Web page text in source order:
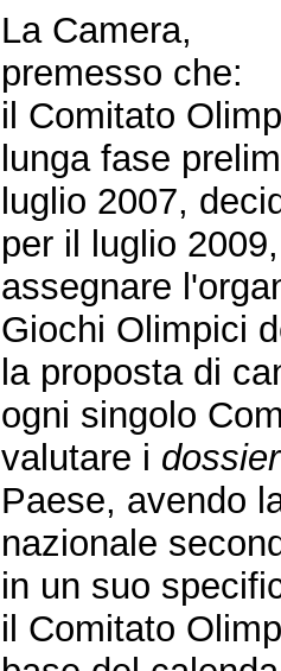
La Camera,
premesso che:
il Comitato
lunga fase
luglio 2007,
per il luglio
assegnare
Giochi Olimpici
la proposta di
ogni singolo
valutare i dossier
Paese, avendo
nazionale
in un suo
il Comitato